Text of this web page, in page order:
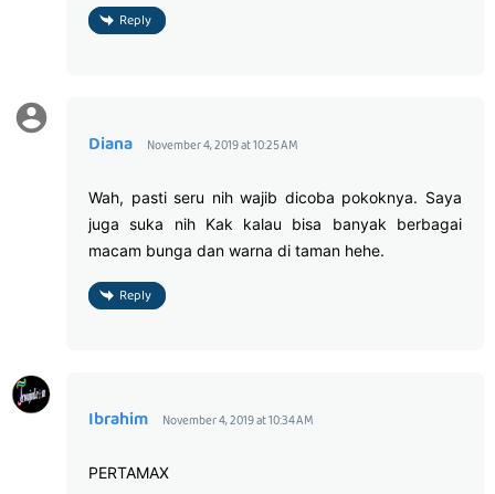
Reply
Diana November 4, 2019 at 10:25 AM
Wah, pasti seru nih wajib dicoba pokoknya. Saya
juga suka nih Kak kalau bisa banyak berbagai
macam bunga dan warna di taman hehe.
Reply
Ibrahim November 4, 2019 at 10:34 AM
PERTAMAX